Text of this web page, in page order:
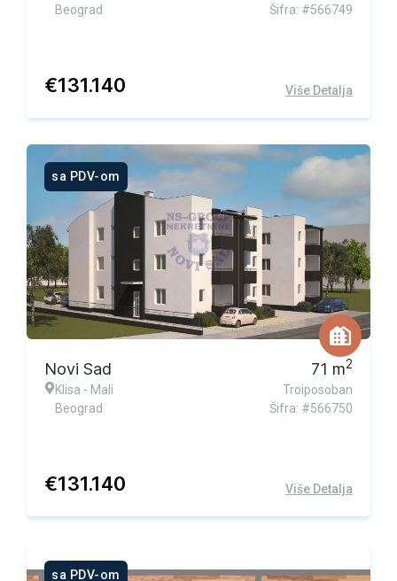
Beograd
Šifra: #566749
€131.140 Više Detalja
sa PDV-om
Novi Sad
Klisa - Mali
Beograd
71 m2
Troiposoban
Šifra: #566750
€131.140 Više Detalja
sa PDV-om